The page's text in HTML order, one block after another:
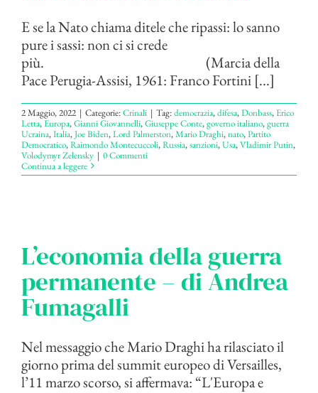
E se la Nato chiama ditele che ripassi: lo sanno
pure i sassi: non ci si crede
più. (Marcia della
Pace Perugia-Assisi, 1961: Franco Fortini [...]
2 Maggio, 2022 | Categorie:Crinali | Tag:democrazia,difesa,Donbass,Erico
Letta,Europa,Gianni Giovannelli,Giuseppe Conte,governo italiano,guerra
Ucraina,Italia,Joe Biden,Lord Palmerston,Mario Draghi,nato,Partito
Democratico,Raimondo Montecuccoli,Russia,sanzioni,Usa,Vladimir Putin,
Volodymyr Zelensky | 0 Commenti
Continua a leggere
L’economia della guerra
permanente – di Andrea
Fumagalli
Nel messaggio che Mario Draghi ha rilasciato il
giorno prima del summit europeo di Versailles,
l’11 marzo scorso, si affermava: “L'Europa e